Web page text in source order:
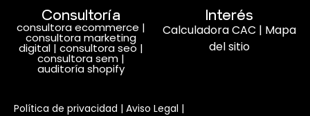
Consultoría
consultora ecommerce |
consultora marketing
digital | consultora seo |
consultora sem |
auditoría shopify
Interés
Calculadora CAC | Mapa
del sitio
Política de privacidad | Aviso Legal |
Habla con nosotros